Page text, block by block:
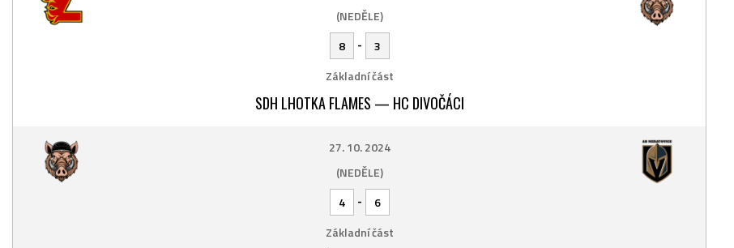
(NEDĚLE)
8
-
3
Základní část
SDH LHOTKA FLAMES — HC DIVOČÁCI
27. 10. 2024
(NEDĚLE)
4
-
6
Základní část